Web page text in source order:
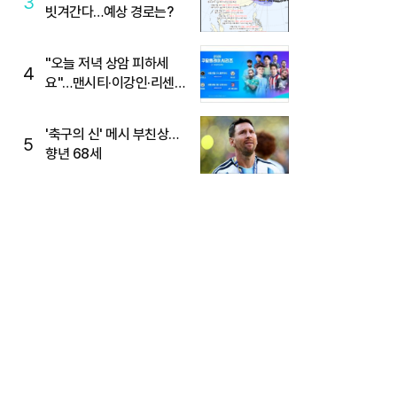
빗겨간다…예상 경로는?
4
"오늘 저녁 상암 피하세
요"…맨시티·이강인·리센느
5
'축구의 신' 메시 부친상…
향년 68세